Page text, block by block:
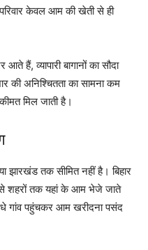
केवल आम की खेती से ही
हैं, व्यापारी बागानों का सौदा
की अनिश्चितता का सामना कम
मिल जाती है।
झारखंड तक सीमित नहीं है। बिहार
शहरों तक यहां के आम भेजे जाते
गांव पहुंचकर आम खरीदना पसंद